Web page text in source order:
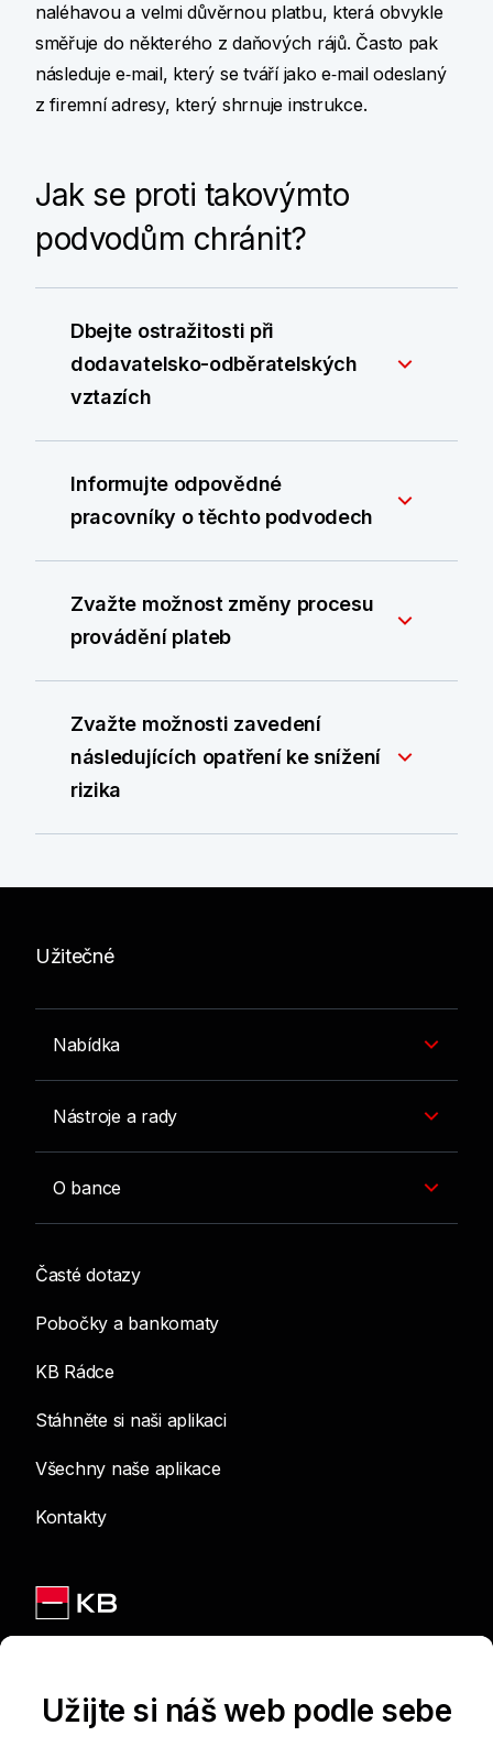
naléhavou a velmi důvěrnou platbu, která obvykle
směřuje do některého z daňových rájů. Často pak
následuje e‑mail, který se tváří jako e‑mail odeslaný
z firemní adresy, který shrnuje instrukce.
Jak se proti takovýmto
podvodům chránit?
Dbejte ostražitosti při
dodavatelsko-odběratelských
vztazích
Informujte odpovědné
pracovníky o těchto podvodech
Zvažte možnost změny procesu
provádění plateb
Zvažte možnosti zavedení
následujících opatření ke snížení
rizika
Užitečné
Nabídka
Nástroje a rady
O bance
Časté dotazy
Pobočky a bankomaty
KB Rádce
Stáhněte si naši aplikaci
Všechny naše aplikace
Kontakty
Užijte si náš web podle sebe